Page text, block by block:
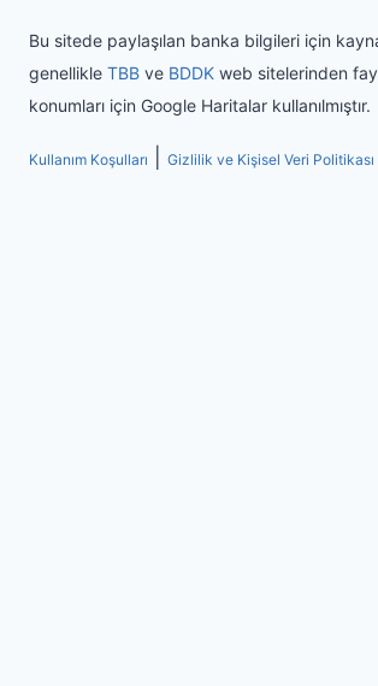
Bu sitede paylaşılan banka bilgileri için
genellikle TBB ve BDDK web sitelerinden
konumları için Google Haritalar kullanılmıştır.
Kullanım Koşulları Gizlilik ve Kişisel Veri Politikası